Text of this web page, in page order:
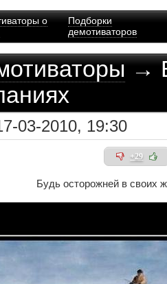
о
Подборки
демотиваторов
→
03-2010, 19:30
+29
Будь осторожней в своих